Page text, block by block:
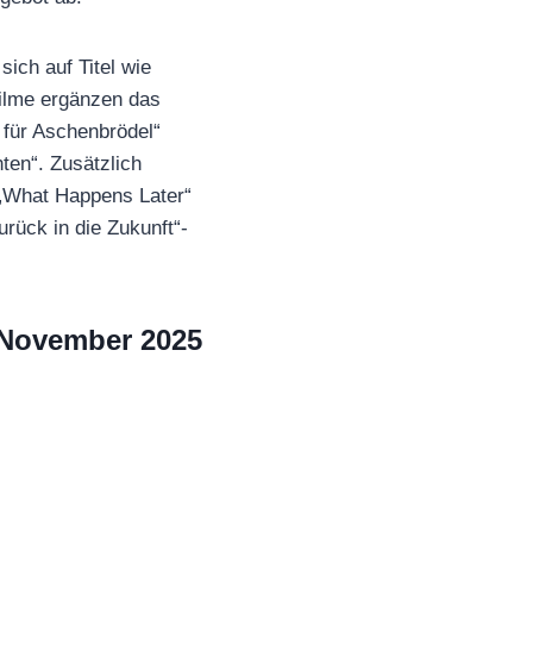
auf Titel wie
ergänzen das
Aschenbrödel“
Zusätzlich
Happens Later“
in die Zukunft“-
2025